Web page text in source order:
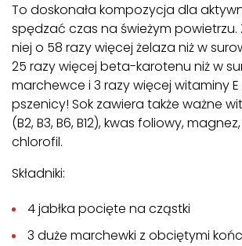
To doskonała kompozycja dla
spędzać czas na świeżym powietrzu.
niej o 58 razy więcej żelaza niż w
25 razy więcej beta-karotenu niż w
marchewce i 3 razy więcej witaminy E
pszenicy! Sok zawiera także ważne
(B2, B3, B6, B12), kwas foliowy,
chlorofil.
Składniki:
4 jabłka pocięte na cząstki
3 duże marchewki z obciętymi